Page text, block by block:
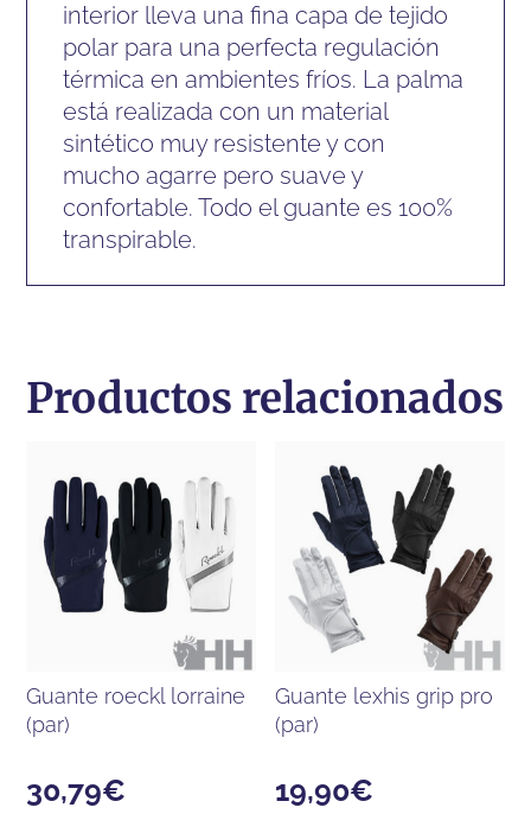
interior lleva una fina capa de tejido
polar para una perfecta regulación
térmica en ambientes fríos. La palma
está realizada con un material
sintético muy resistente y con
mucho agarre pero suave y
confortable. Todo el guante es 100%
transpirable.
Productos relacionados
guante roeckl lorraine
(par)
30,79€
guante lexhis grip pro
(par)
19,90€